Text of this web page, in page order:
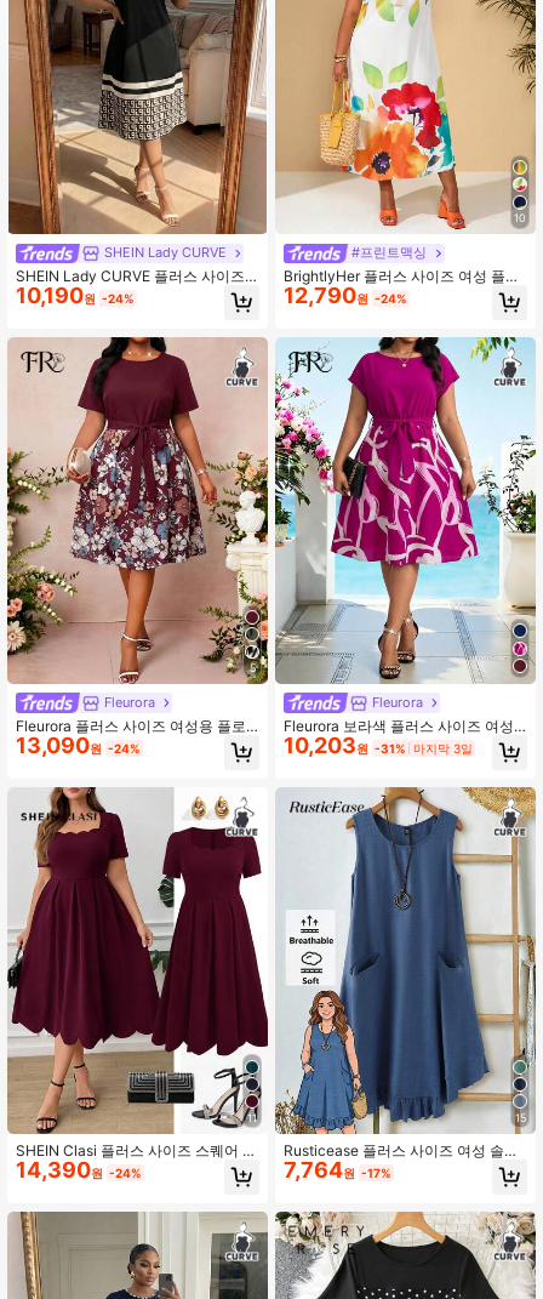
SHEIN Lady CURVE
SHEIN Lady CURVE 플러스 사이즈
여름 캐주얼 기하학 프린트 패치워크
드레스 우아한
10,190원 -24%
5
Fleurora
Fleurora 플러스 사이즈 여성용 플로
럴 패치워크 라운드 넥 반팔 우아한 드
레스, 버건디
13,090원 -24%
11
SHEIN Clasi 플러스 사이즈 스퀘어 넥
라인과 쉘 트림이 있는 우아한 여성 드
레스, 단색
14,390원 -24%
10
#프린트맥싱
BrightlyHer 플러스 사이즈 여성 플로
럴 프린트 라운드넥 반팔 캐주얼 루즈
드레스
12,790원 -24%
Fleurora
Fleurora 보라색 플러스 사이즈 여성
프린트 라운드 넥 박쥐 날개 짧은 소매
우아한 드레스
10,203원 -31% 마지막 3일
15
Rusticease 플러스 사이즈 여성 솔리
드 컬러 라운드 넥 포켓 디자인 캐주얼
민소매 드레스
7,764원 -17%